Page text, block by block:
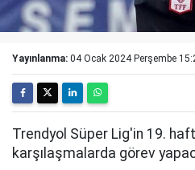
Yayınlanma: 04 Ocak 2024 Perşembe
Trendyol Süper Lig'in 19.
karşılaşmalarda görev